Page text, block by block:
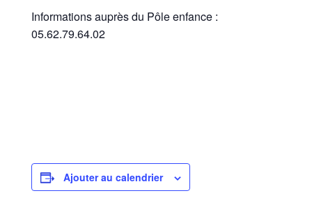
Informations auprès du Pôle enfance :
05.62.79.64.02
Ajouter au calendrier